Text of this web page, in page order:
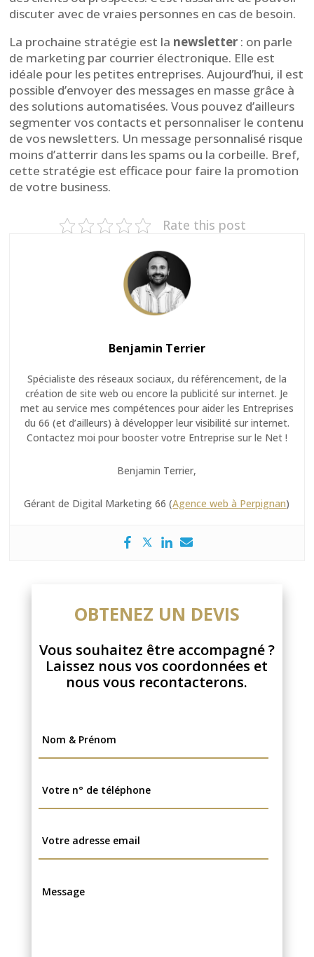
discuter avec de vraies personnes en cas de besoin.
La prochaine stratégie est la newsletter : on parle
de marketing par courrier électronique. Elle est
idéale pour les petites entreprises. Aujourd’hui, il est
possible d’envoyer des messages en masse grâce à
des solutions automatisées. Vous pouvez d’ailleurs
segmenter vos contacts et personnaliser le contenu
de vos newsletters. Un message personnalisé risque
moins d’atterrir dans les spams ou la corbeille. Bref,
cette stratégie est efficace pour faire la promotion
de votre business.
Rate this post
Benjamin Terrier
Spécialiste des réseaux sociaux, du référencement, de la
création de site web ou encore la publicité sur internet. Je
met au service mes compétences pour aider les Entreprises
du 66 (et d’ailleurs) à développer leur visibilité sur internet.
Contactez moi pour booster votre Entreprise sur le Net !
Benjamin Terrier,
Gérant de Digital Marketing 66 (Agence web à Perpignan)
OBTENEZ UN DEVIS
Vous souhaitez être accompagné ?
Laissez nous vos coordonnées et
nous vous recontacterons.